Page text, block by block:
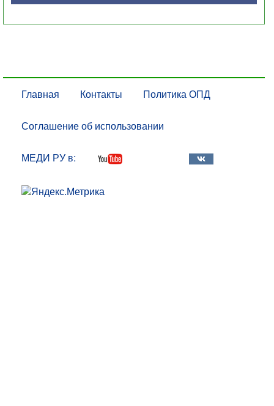
Главная Контакты Политика ОПД
Соглашение об использовании
МЕДИ РУ в: